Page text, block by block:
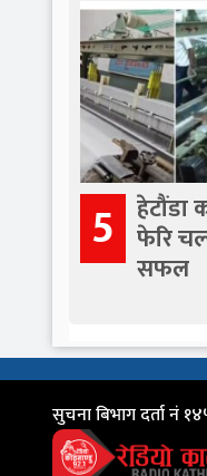
5 हेटौंडा
फेरि
सफल
सुचना बिभाग दर्ता नं